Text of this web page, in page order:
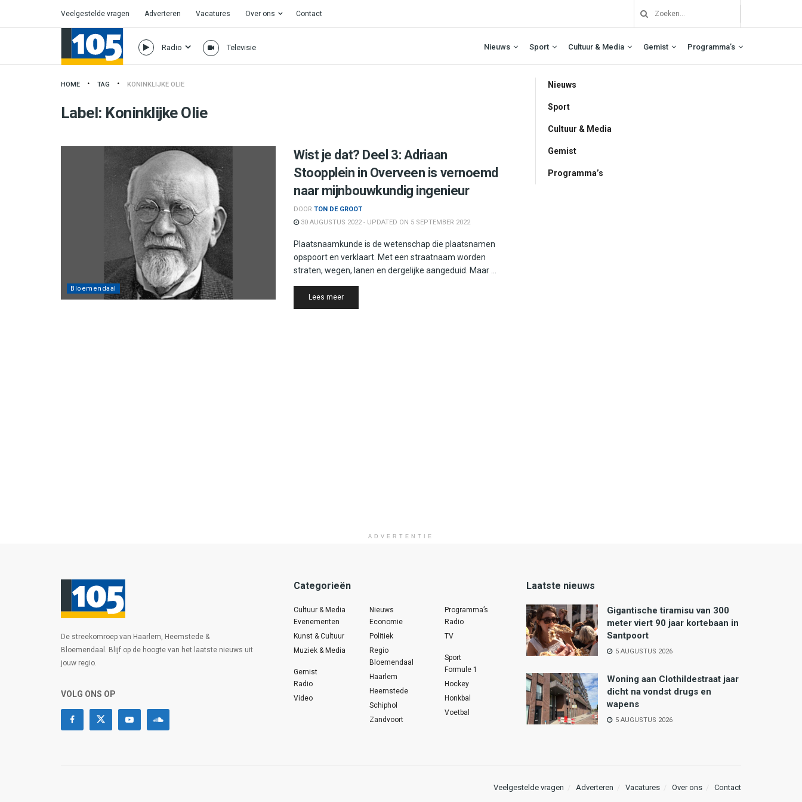
Veelgestelde vragen Adverteren Vacatures Over ons Contact
Radio Televisie Nieuws Sport Cultuur & Media Gemist Programma’s
HOME TAG KONINKLIJKE OLIE
Label: Koninklijke Olie
Bloemendaal
Wist je dat? Deel 3: Adriaan
Stoopplein in Overveen is vernoemd
naar mijnbouwkundig ingenieur
DOOR TON DE GROOT
30 AUGUSTUS 2022 - UPDATED ON 5 SEPTEMBER 2022
Plaatsnaamkunde is de wetenschap die plaatsnamen
opspoort en verklaart. Met een straatnaam worden
straten, wegen, lanen en dergelijke aangeduid. Maar ...
Lees meerDetails
Nieuws
Sport
Cultuur & Media
Gemist
Programma’s
ADVERTENTIE
De streekomroep van Haarlem, Heemstede &
Bloemendaal. Blijf op de hoogte van het laatste nieuws uit
jouw regio.
VOLG ONS OP
Categorieën
Cultuur & Media
Evenementen
Kunst & Cultuur
Muziek & Media
Gemist
Radio
Video
Nieuws
Economie
Politiek
Regio
Bloemendaal
Haarlem
Heemstede
Schiphol
Zandvoort
Programma’s
Radio
TV
Sport
Formule 1
Hockey
Honkbal
Voetbal
Laatste nieuws
Gigantische tiramisu van 300
meter viert 90 jaar kortebaan in
Santpoort
5 AUGUSTUS 2026
Woning aan Clothildestraat jaar
dicht na vondst drugs en
wapens
5 AUGUSTUS 2026
Veelgestelde vragen Adverteren Vacatures Over ons Contact